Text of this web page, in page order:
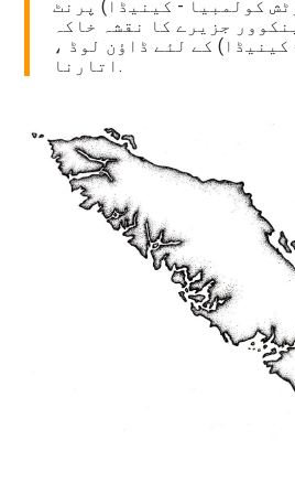
کولمبیا - کینیڈا) پرنٹ
جزیرے کا نقشہ خاکہ
کے لئے ڈاؤن لوڈ ،
اتارنا.